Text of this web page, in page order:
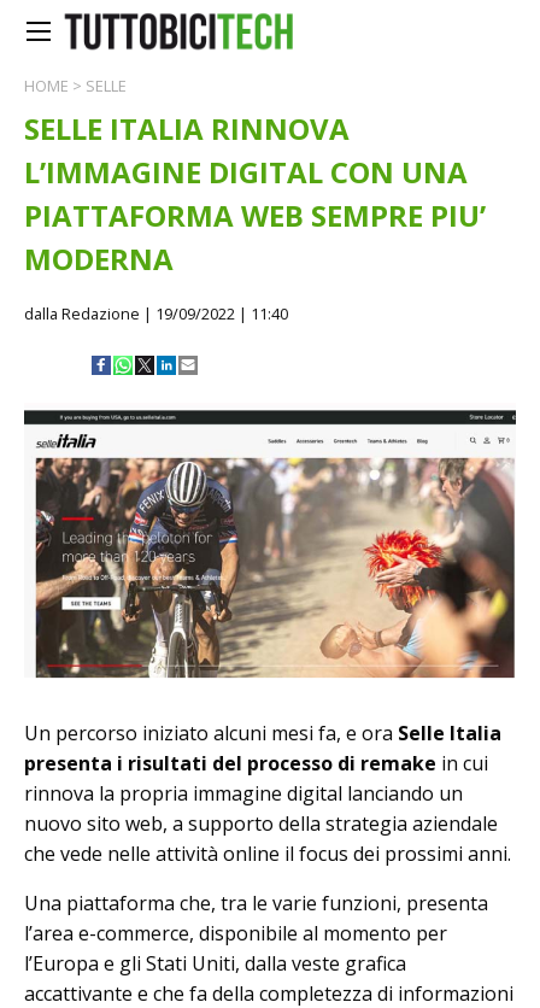
HOME > SELLE
SELLE ITALIA RINNOVA
L’IMMAGINE DIGITAL CON UNA
PIATTAFORMA WEB SEMPRE PIU’
MODERNA
dalla Redazione | 19/09/2022 | 11:40
Un percorso iniziato alcuni mesi fa, e ora Selle Italia
presenta i risultati del processo di remake in cui
rinnova la propria immagine digital lanciando un
nuovo sito web, a supporto della strategia aziendale
che vede nelle attività online il focus dei prossimi anni.
Una piattaforma che, tra le varie funzioni, presenta
l’area e-commerce, disponibile al momento per
l’Europa e gli Stati Uniti, dalla veste grafica
accattivante e che fa della completezza di informazioni